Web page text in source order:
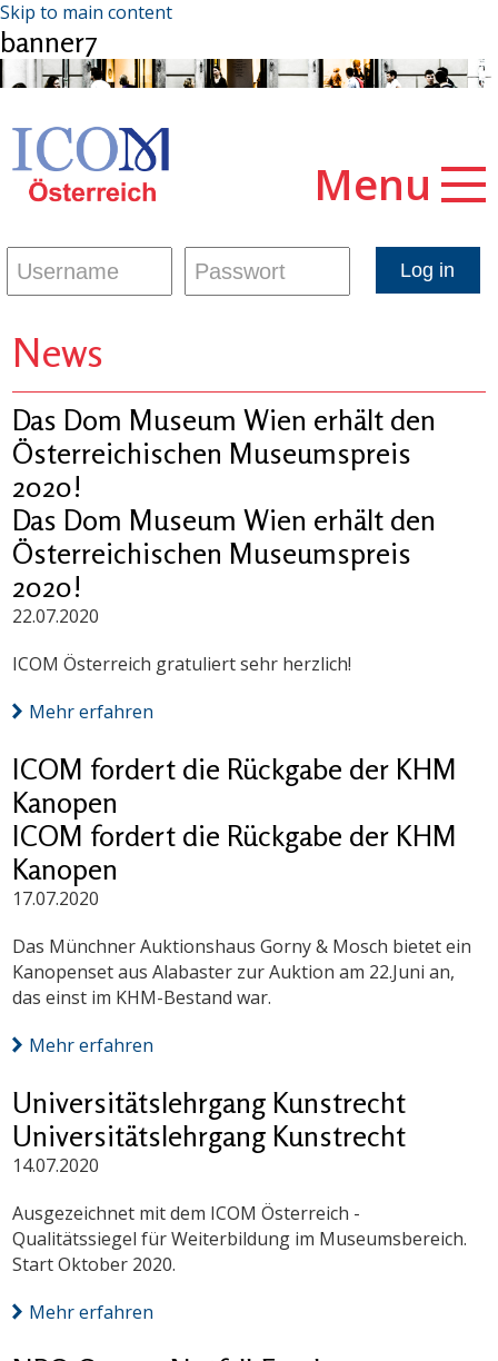
Skip to main content
banner7
Menu
News
Das Dom Museum Wien erhält den
Österreichischen Museumspreis
2020!
Das Dom Museum Wien erhält den
Österreichischen Museumspreis
2020!
22.07.2020
ICOM Österreich gratuliert sehr herzlich!
Mehr erfahren
ICOM fordert die Rückgabe der KHM
Kanopen
ICOM fordert die Rückgabe der KHM
Kanopen
17.07.2020
Das Münchner Auktionshaus Gorny & Mosch bietet ein
Kanopenset aus Alabaster zur Auktion am 22.Juni an,
das einst im KHM-Bestand war.
Mehr erfahren
Universitätslehrgang Kunstrecht
Universitätslehrgang Kunstrecht
14.07.2020
Ausgezeichnet mit dem ICOM Österreich -
Qualitätssiegel für Weiterbildung im Museumsbereich.
Start Oktober 2020.
Mehr erfahren